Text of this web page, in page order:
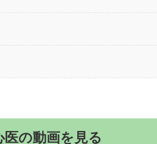
の動画を見る